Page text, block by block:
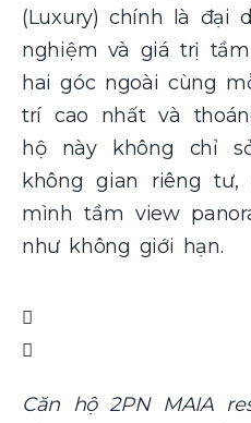
(Luxury) chính là đại
nghiệm và giá trị
hai góc ngoài cùng
trí cao nhất và
hộ này không chỉ
không gian riêng
mình tầm view
như không giới hạn.
Căn hộ 2PN MAIA